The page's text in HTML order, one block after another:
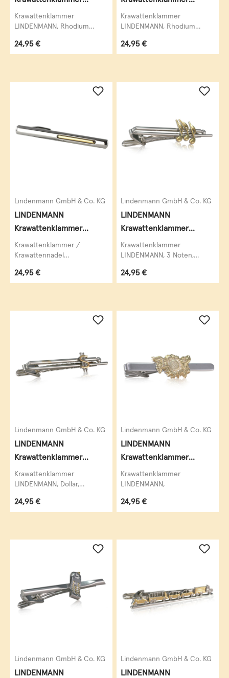
Krawattennadel
Krawattenklammer
LINDENMANN, Rhodium
Lackverzierung,&nbsp;
krawattenschonende...
Regulärer Preis:
24,95 €
Krawattennadel
Krawattenklammer
LINDENMANN, Rhodium
krawattenschonende
hochwertige Alligator-
Regulärer Preis:
24,95 €
Lindenmann GmbH & Co. KG
LINDENMANN
Krawattenklammer
Krawattennadel
Krawattenklammer /
Krawattennadel
veredelt (bicolor),
silberfarben / goldfarben,...
Regulärer Preis:
24,95 €
Lindenmann GmbH & Co. KG
LINDENMANN
Krawattenklammer
Krawattennadel 3 Noten
Krawattenklammer
LINDENMANN, 3 Noten,
hochwertige Alligator-
Mechanik, Rhodium...
Regulärer Preis:
24,95 €
Lindenmann GmbH & Co. KG
LINDENMANN
Krawattenklammer
Krawattennadel Dollar
Krawattenklammer
LINDENMANN, Dollar,
hochwertige Alligator-
Mechanik, Rhodium
Regulärer Preis:
24,95 €
Lindenmann GmbH & Co. KG
LINDENMANN
Krawattenklammer
Krawattennadel
Silberdistel
Krawattenklammer
LINDENMANN,
Regulärer Preis:
24,95 €
Lindenmann GmbH & Co. KG
LINDENMANN
Lindenmann GmbH & Co. KG
LINDENMANN